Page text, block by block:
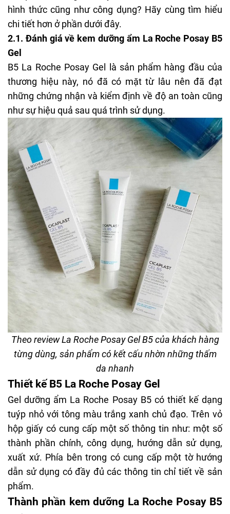
hình thức cũng như công dụng? Hãy cùng tìm hiểu
chi tiết hơn ở phần dưới đây.
2.1. Đánh giá về kem dưỡng ẩm La Roche Posay B5
Gel
B5 La Roche Posay Gel là sản phẩm hàng đầu của
thương hiệu này, nó đã có mặt từ lâu nên đã đạt
những chứng nhận và kiểm định về độ an toàn cũng
như sự hiệu quả sau quá trình sử dụng.
Theo review La Roche Posay Gel B5 của khách hàng
từng dùng, sản phẩm có kết cấu nhờn những thấm
da nhanh
Thiết kế B5 La Roche Posay Gel
Gel dưỡng ẩm La Roche Posay B5 có thiết kế dạng
tuýp nhỏ với tông màu trắng xanh chủ đạo. Trên vỏ
hộp giấy có cung cấp một số thông tin như: một số
thành phần chính, công dụng, hướng dẫn sử dụng,
xuất xứ. Phía bên trong có cung cấp một tờ hướng
dẫn sử dụng có đầy đủ các thông tin chỉ tiết về sản
phẩm.
Thành phần kem dưỡng La Roche Posay B5